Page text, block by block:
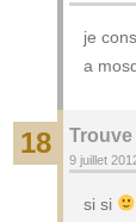
je
a
18 Trouve
9 juillet
si si